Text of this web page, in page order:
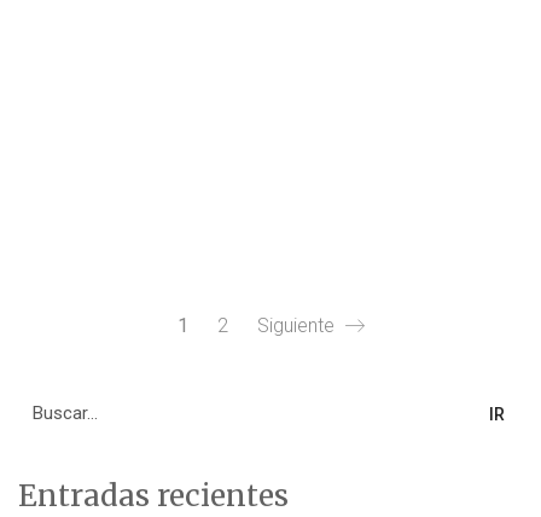
1 2 Siguiente
for:
Entradas recientes